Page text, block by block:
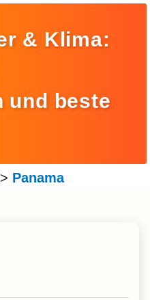
& Klima:
und beste
Panama